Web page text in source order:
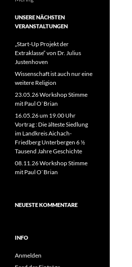
UNSERE NÄCHSTEN
VERANSTALTUNGEN
„Start-Up Projekt der
Extraklasse“ von Dr. Julius
Justenhoven
Wissenschaft ist auch nur eine
weitere Religion
23.05.26 Workshop Stimme
mit Paul O`Brian
16.05.26 um 19.00 Uhr
Vortrag : Die älteste Siedlung
im Landkreis Aichach-
Friedberg Unterbergen 6 ½
Tausend Jahre Geschichte
08.11.26 Workshop Stimme
mit Paul O`Brian
NEUESTE KOMMENTARE
INFO
Anmelden